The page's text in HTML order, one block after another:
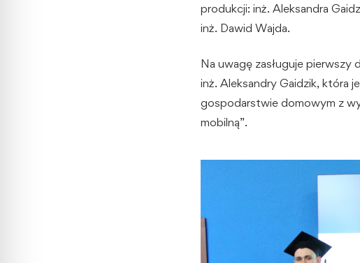
produkcji: inż. Aleksandra
inż. Dawid Wajda.
Na uwagę zasługuje pierwszy
inż. Aleksandry Gaidzik, która
gospodarstwie domowym z
mobilną”.